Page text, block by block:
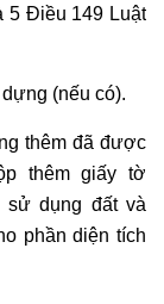
5 Điều 149 Luật
(nếu có).
thêm đã được
thêm giấy tờ
sử dụng đất và
phần diện tích